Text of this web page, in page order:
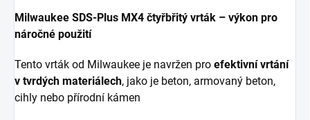
Milwaukee SDS-Plus MX4 čtyřbřitý vrták – výkon pro
náročné použití
Tento vrták od Milwaukee je navržen pro efektivní vrtání
v tvrdých materiálech, jako je beton, armovaný beton,
cihly nebo přírodní kámen